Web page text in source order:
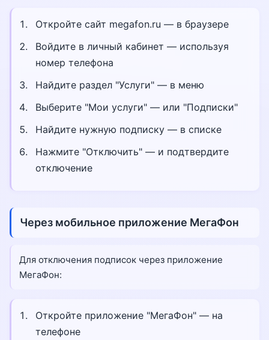
Откройте сайт megafon.ru — в браузере
Войдите в личный кабинет — используя
номер телефона
Найдите раздел "Услуги" — в меню
Выберите "Мои услуги" — или "Подписки"
Найдите нужную подписку — в списке
Нажмите "Отключить" — и подтвердите
отключение
Через мобильное приложение МегаФон
Для отключения подписок через приложение
МегаФон:
Откройте приложение "МегаФон" — на
телефоне